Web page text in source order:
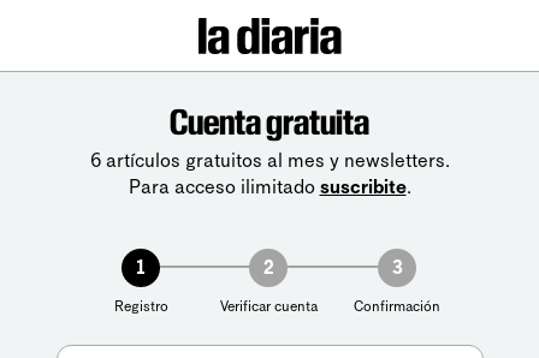
Cuenta gratuita
6 artículos gratuitos al mes y newsletters.
Para acceso ilimitado suscribite.
1
Registro
2
Verificar cuenta
3
Confirmación